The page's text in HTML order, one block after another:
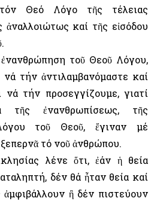
Θεό Λόγο τῆς τέλειας
καί τῆς εἰσόδου
ἐνανθρώπηση τοῦ Θεοῦ Λόγου,
τήν ἀντιλαμβανόμαστε καί
τήν προσεγγίζουμε, γιατί
τῆς ἐνανθρωπίσεως, τῆς
τοῦ Θεοῦ, ἔγιναν μέ
τό νοῦ ἀνθρώπου.
λένε ὅτι, ἐάν ἡ θεία
δέν θά ἦταν θεία καί
ἀμφιβάλλουν ἢ δέν πιστεύουν